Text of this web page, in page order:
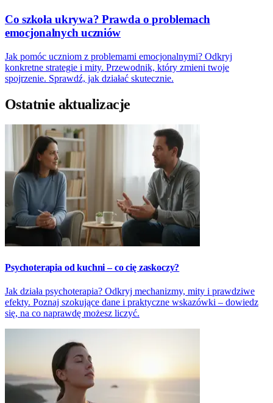
Co szkoła ukrywa? Prawda o problemach
emocjonalnych uczniów
Jak pomóc uczniom z problemami emocjonalnymi? Odkryj
konkretne strategie i mity. Przewodnik, który zmieni twoje
spojrzenie. Sprawdź, jak działać skutecznie.
Ostatnie aktualizacje
Psychoterapia od kuchni – co cię zaskoczy?
Jak działa psychoterapia? Odkryj mechanizmy, mity i prawdziwe
efekty. Poznaj szokujące dane i praktyczne wskazówki – dowiedz
się, na co naprawdę możesz liczyć.